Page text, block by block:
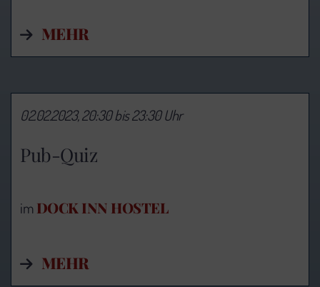
MEHR
Pub-Quiz
02.02.2023, 20:30 bis 23:30 Uhr
imDOCK INN HOSTEL
MEHR